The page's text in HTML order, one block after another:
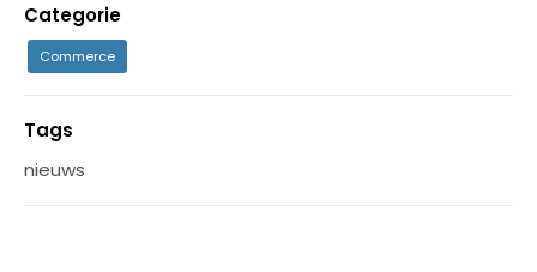
Categorie
Commerce
Tags
nieuws